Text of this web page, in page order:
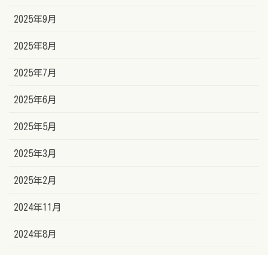
2025年9月
2025年8月
2025年7月
2025年6月
2025年5月
2025年3月
2025年2月
2024年11月
2024年8月